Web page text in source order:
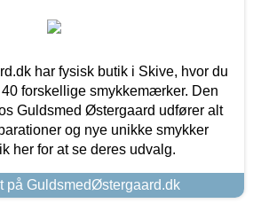
har fysisk butik i Skive, hvor du
forskellige smykkemærker. Den
Guldsmed Østergaard udfører alt
og nye unikke smykker
her for at se deres udvalg.
på GuldsmedØstergaard.dk